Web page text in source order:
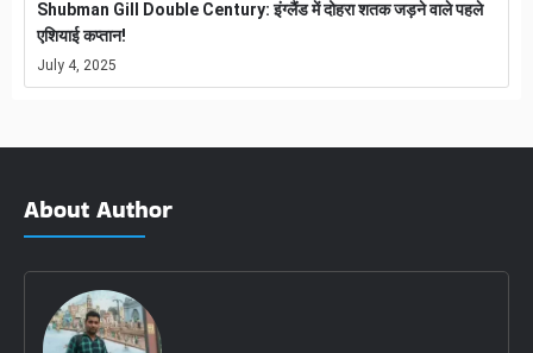
Shubman Gill Double Century: इंग्लैंड में दोहरा शतक जड़ने वाले पहले
एशियाई कप्तान!
July 4, 2025
About Author